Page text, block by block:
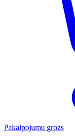
Pakalpojumu grozs